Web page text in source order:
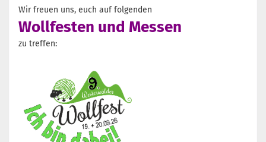
Wir freuen uns, euch auf folgenden
Wollfesten und Messen
zu treffen: